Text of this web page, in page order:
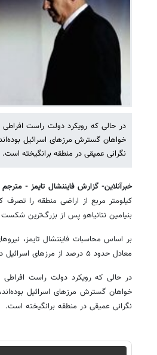
در حالی که رویکرد دولت راست افراطی
خواهان گسترش مرزهای اسرائیل
نگرانی عمیقی در منطقه برانگیخته است.
خبرآنلاین- گزارش فایننشال تایمز -
کیلومتر مربع از اراضی منطقه را
بنیامین نتانیاهو پس از بزرگ‌ترین
بر اساس محاسبات فایننشال تایمز،
معادل حدود ۵ درصد از مرزهای اسرائیل در سال ۱۹۴۹ را به دست گرفته‌اند.
در حالی که رویکرد دولت راست افراطی
خواهان گسترش مرزهای اسرائیل
نگرانی عمیقی در منطقه برانگیخته است.